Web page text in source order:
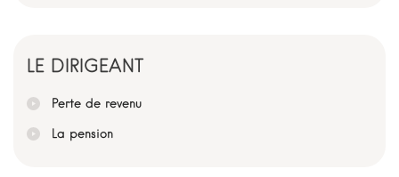
LE DIRIGEANT
Perte de revenu
La pension